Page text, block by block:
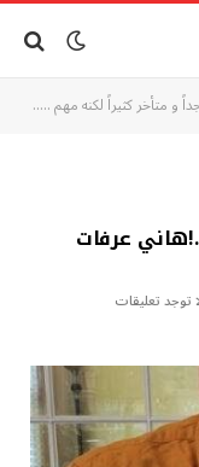
و متأخر كثيراً لكنه مهم ..!هاني عرفات
عرفات
توجد تعليقات